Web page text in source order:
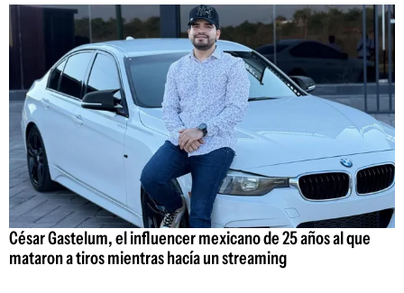
César Gastelum, el influencer mexicano de 25 años al que
mataron a tiros mientras hacía un streaming